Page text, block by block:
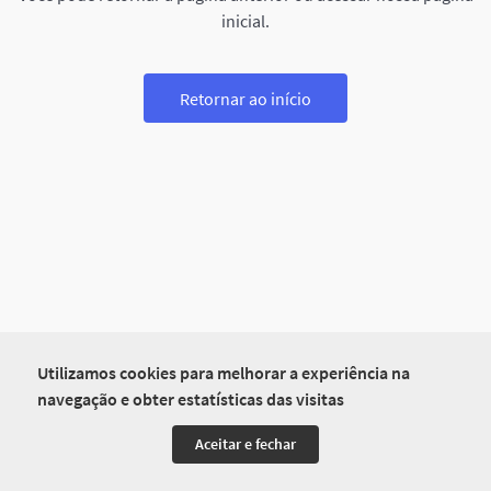
Utilizamos cookies para melhorar a experiência na
navegação e obter estatísticas das visitas
Aceitar e fechar
inicial.
Retornar ao início